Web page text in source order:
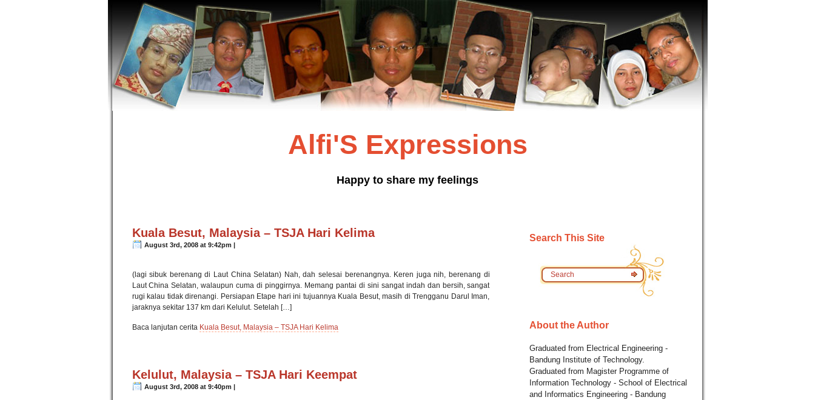
Alfi'S Expressions
Happy to share my feelings
Kuala Besut, Malaysia – TSJA Hari Kelima
August 3rd, 2008 at 9:42pm |
(lagi sibuk berenang di Laut China Selatan) Nah, dah selesai berenangnya. Keren juga nih, berenang di
Laut China Selatan, walaupun cuma di pinggirnya. Memang pantai di sini sangat indah dan bersih, sangat
rugi kalau tidak direnangi. Persiapan Etape hari ini tujuannya Kuala Besut, masih di Trengganu Darul Iman,
jaraknya sekitar 137 km dari Kelulut. Setelah […]
Baca lanjutan cerita Kuala Besut, Malaysia – TSJA Hari Kelima
Kelulut, Malaysia – TSJA Hari Keempat
August 3rd, 2008 at 9:40pm |
Search This Site
About the Author
Graduated from Electrical Engineering -
Bandung Institute of Technology.
Graduated from Magister Programme of
Information Technology - School of Electrical
and Informatics Engineering - Bandung